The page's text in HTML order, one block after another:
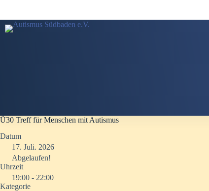
springen
Ü30 Treff für Menschen mit Autismus
Datum
17. Juli. 2026
Abgelaufen!
Uhrzeit
19:00 - 22:00
Kategorie